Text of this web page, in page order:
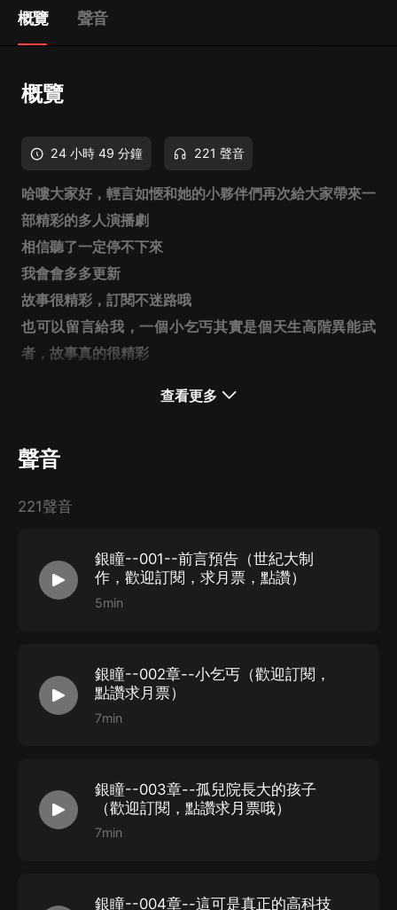
概覽 聲音
概覽
24 小時 49 分鐘 221 聲音
哈嘍大家好，輕言如愜和她的小夥伴們再次給大家帶來一
部精彩的多人演播劇
相信聽了一定停不下來
我會會多多更新
故事很精彩，訂閱不迷路哦
也可以留言給我，一個小乞丐其實是個天生高階異能武
者，故事真的很精彩
女CV老師：輕言如愜 紅袖 安妮 紫鈺呀 沐卉 麗麗 無語的
彩演繹一定會讓大家聽的很儘興，意猶未儘
感謝各位參與制作的喜馬拉雅攀登計劃進階的同學們和音
頻制作畢業的同學們，我們一定會越來越好，大家都是棒
查看更多
聲音
221聲音
銀瞳--001--前言預告（世紀大制
作，歡迎訂閱，求月票，點讚）
5min
銀瞳--002章--小乞丐（歡迎訂閱，
點讚求月票）
7min
銀瞳--003章--孤兒院長大的孩子
（歡迎訂閱，點讚求月票哦）
7min
銀瞳--004章--這可是真正的高科技